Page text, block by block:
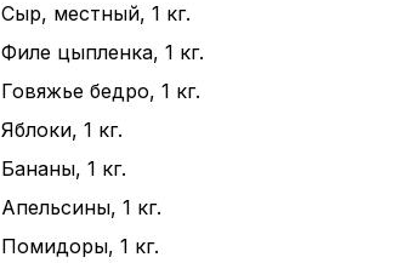
Сыр, местный, 1 кг.
Филе цыпленка, 1 кг.
Говяжье бедро, 1 кг.
Яблоки, 1 кг.
Бананы, 1 кг.
Апельсины, 1 кг.
Помидоры, 1 кг.